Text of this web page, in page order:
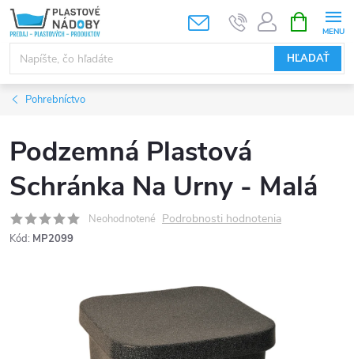
Prejsť
na
obsah
HĽADAŤ
KOŠÍK
Pohrebníctvo
Podzemná Plastová
Schránka Na Urny - Malá
Neohodnotené Podrobnosti hodnotenia
Kód: MP2099